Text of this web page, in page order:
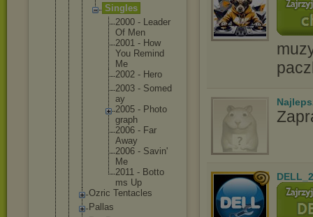
Singles
2000 - Leader
Of Men
2001 - How
You Remind
Me
2002 - Hero
2003 - Somed
ay
2005 - Photo
graph
2006 - Far
Away
2006 - Savin'
Me
2011 - Botto
ms Up
Ozric Tentacles
Pallas